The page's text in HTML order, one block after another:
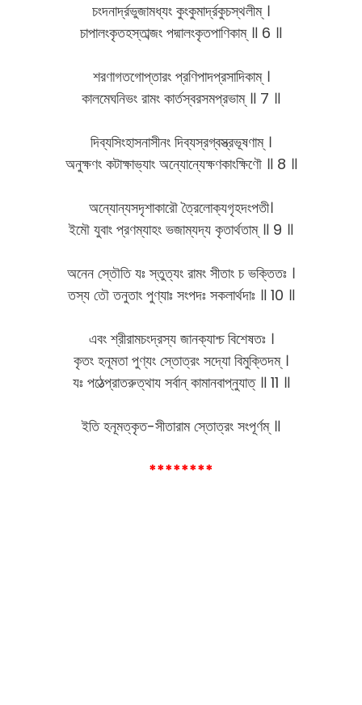
চংদনার্দ্রভুজামধ্যং কুংকুমার্দ্রকুচস্থলীম্ ।
চাপালংকৃতহস্তাব্জং পদ্মালংকৃতপাণিকাম্ ॥ 6 ॥
শরণাগতগোপ্তারং প্রণিপাদপ্রসাদিকাম্ ।
কালমেঘনিভং রামং কার্তস্বরসমপ্রভাম্ ॥ 7 ॥
দিব্যসিংহাসনাসীনং দিব্যস্রগ্বস্ত্রভূষণাম্ ।
অনুক্ষণং কটাক্ষাভ্যাং অন্যোন্যেক্ষণকাংক্ষিণৌ ॥ 8 ॥
অন্যোন্যসদৃশাকারৌ ত্রৈলোক্যগৃহদংপতী।
ইমৌ যুবাং প্রণম্যাহং ভজাম্যদ্য কৃতার্থতাম্ ॥ 9 ॥
অনেন স্তৌতি যঃ স্তুত্যং রামং সীতাং চ ভক্তিতঃ ।
তস্য তৌ তনুতাং পুণ্যাঃ সংপদঃ সকলার্থদাঃ ॥ 10 ॥
এবং শ্রীরামচংদ্রস্য জানক্যাশ্চ বিশেষতঃ ।
কৃতং হনূমতা পুণ্যং স্তোত্রং সদ্যো বিমুক্তিদম্ ।
যঃ পঠেত্প্রাতরুত্থায সর্বান্ কামানবাপ্নুযাত্ ॥ 11 ॥
ইতি হনূমত্কৃত-সীতারাম স্তোত্রং সংপূর্ণম্ ॥
********